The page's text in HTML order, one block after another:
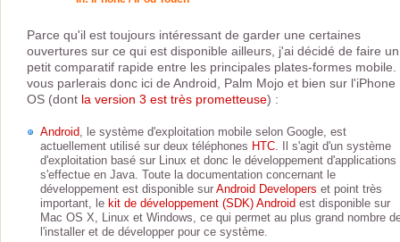
Parce qu'il est toujours intéressant de garder une certaines
ouvertures sur ce qui est disponible ailleurs, j'ai décidé de faire un
petit comparatif rapide entre les principales plates-formes mobile.
vous parlerais donc ici de Android, Palm Mojo et bien sur l'iPhone
OS (dont la version 3 est très prometteuse) :
Android, le système d'exploitation mobile selon Google, est
actuellement utilisé sur deux téléphones HTC. Il s'agit d'un système
d'exploitation basé sur Linux et donc le développement d'applications
s'effectue en Java. Toute la documentation concernant le
développement est disponible sur Android Developers et point très
important, le kit de développement (SDK) Android est disponible sur
Mac OS X, Linux et Windows, ce qui permet au plus grand nombre
l'installer et de développer pour ce système.